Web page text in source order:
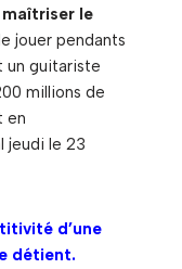
maîtriser le
jouer pendants
un guitariste
millions de
en
jeudi le 23
d’une
détient.